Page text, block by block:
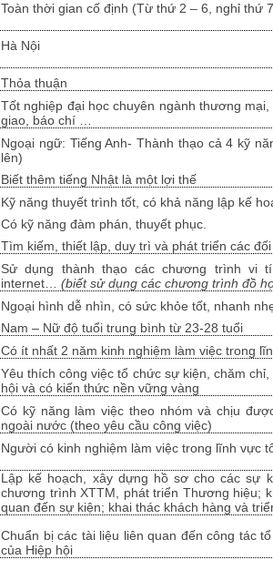
Toàn thời gian cố định (Từ thứ 2 – 6, nghỉ thứ
Hà Nội
Thỏa thuận
Tốt nghiệp đại học chuyên ngành thương
giao, báo chí …
Ngoại ngữ: Tiếng Anh- Thành thạo cả 4 kỹ
lên)
Biết thêm tiếng Nhật là một lợi thế
Kỹ năng thuyết trình tốt, có khả năng lập kế
Có kỹ năng đàm phán, thuyết phục.
Tìm kiếm, thiết lập, duy trì và phát triển các
Sử dụng thành thạo các chương trình vi
internet…(biết sử dụng các chương trình đồ
Ngoại hình dễ nhìn, có sức khỏe tốt, nhanh
Nam – Nữ độ tuổi trung bình từ 23-28 tuổi
Có ít nhất 2 năm kinh nghiệm làm việc trong
Yêu thích công việc tổ chức sự kiện, chăm
hội và có kiến thức nền vững vàng
Có kỹ năng làm việc theo nhóm và chịu
ngoài nước (theo yêu cầu công việc)
Người có kinh nghiệm làm việc trong lĩnh vực
Lập kế hoạch, xây dựng hồ sơ cho các sự
chương trình XTTM, phát triển Thương hiệu;
quan đến sự kiện; khai thác khách hàng và
Chuẩn bị các tài liệu liên quan đến công tác
của Hiệp hội